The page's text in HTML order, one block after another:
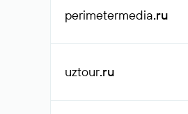
perimetermedia.ru
uztour.ru